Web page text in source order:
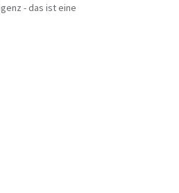
- das ist eine